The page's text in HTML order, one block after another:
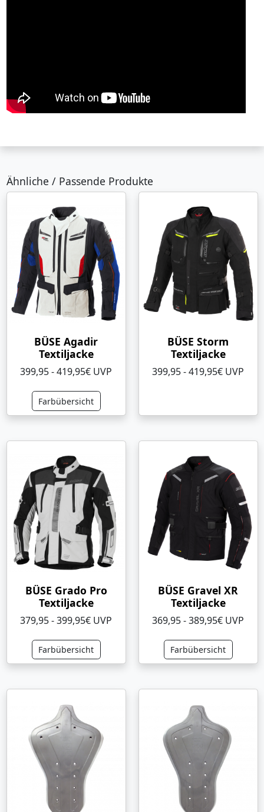
Ähnliche / Passende Produkte
BÜSE Agadir
Textiljacke
399,95 - 419,95€ UVP
Farbübersicht
BÜSE Storm
Textiljacke
399,95 - 419,95€ UVP
BÜSE Grado Pro
Textiljacke
379,95 - 399,95€ UVP
Farbübersicht
BÜSE Gravel XR
Textiljacke
369,95 - 389,95€ UVP
Farbübersicht